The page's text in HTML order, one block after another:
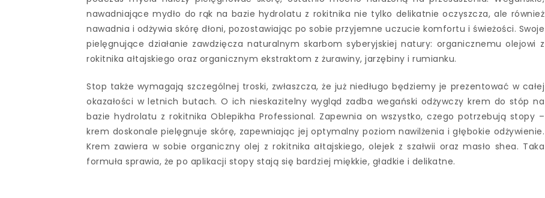
nawadniające mydło do rąk na bazie hydrolatu z rokitnika nie tylko delikatnie oczyszcza, ale również
nawadnia i odżywia skórę dłoni, pozostawiając po sobie przyjemne uczucie komfortu i świeżości. Swoje
pielęgnujące działanie zawdzięcza naturalnym skarbom syberyjskiej natury: organicznemu olejowi z
rokitnika ałtajskiego oraz organicznym ekstraktom z żurawiny, jarzębiny i rumianku.
Stop także wymagają szczególnej troski, zwłaszcza, że już niedługo będziemy je prezentować w całej
okazałości w letnich butach. O ich nieskazitelny wygląd zadba wegański odżywczy krem do stóp na
bazie hydrolatu z rokitnika Oblepikha Professional. Zapewnia on wszystko, czego potrzebują stopy –
krem doskonale pielęgnuje skórę, zapewniając jej optymalny poziom nawilżenia i głębokie odżywienie.
Krem zawiera w sobie organiczny olej z rokitnika ałtajskiego, olejek z szałwii oraz masło shea. Taka
formuła sprawia, że po aplikacji stopy stają się bardziej miękkie, gładkie i delikatne.